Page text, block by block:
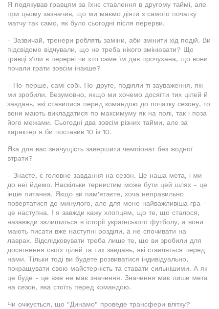
Я подякував гравцям за їхнє ставлення в другому таймі, але
при цьому зазначив, що ми маємо діяти з самого початку
матчу так само, як було сьогодні після перерви.
- Зазвичай, тренери роблять заміни, аби змінити хід подій. Ви
підсвідомо відчували, що не треба нікого змінювати? Що
гравці з'їли в перерві чи хто саме їм дав прочухана, що вони
почали грати зовсім інакше?
- По-перше, самі собі. По-друге, подіяли ті зауваження, які
ми зробили. Безумовно, якщо ми хочемо досягти тих цілей й
завдань, які ставилися перед командою до початку сезону, то
вони мають викладатися по максимуму як на полі, так і поза
його межами. Сьогодні два зовсім різних тайми, але за
характер я би поставив 10 із 10.
Яка для вас значущість завершити чемпіонат без жодної
втрати?
- Знаєте, є головне завдання на сезон. Це наша мета, і ми
до неї йдемо. Наскільки тернистим може бути цей шлях - це
інше питання. Якщо ви пам'ятаєте, хоча неправильно
повертатися до минулого, але для мене найважливіша гра -
це наступна. І я завжди кажу хлопцям, що те, що сталося,
назавжди залишиться в історії українського футболу, а вони
мають писати вже наступні розділи, а не спочивати на
лаврах. Відслідковувати треба лише те, що ви зробили для
досягнення своїх цілей та тих завдань, які ставляться перед
нами. Тільки тоді ви будете розвиватися індивідуально,
покращувати свою майстерність та ставати сильнішими. А як
це буде - це вже не має значення. Значення має лише мета
на сезон, яка стоїть перед командою.
Чи очікується, що "Динамо" проведе трансфери влітку?